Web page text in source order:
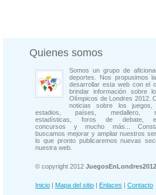
Quienes somos
Somos un grupo de
deportes. Nos propusimos
desarrollar esta web con el
brindar información sobre
Olímpicos de Londres 2012.
noticias sobre los juegos,
estadios, países, medallero,
estadísticas, foros de debate,
concursos y mucho más...
buscamos mejorar y ampliar nuestros
lo que pronto publicaremos nuevas
nuestra web.
© copyright 2012
Inicio | Mapa del sitio | Enlaces | Contacto